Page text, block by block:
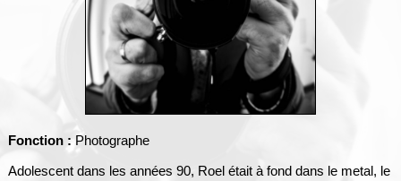
Fonction : Photographe
Adolescent dans les années 90, Roel était à fond dans le metal, le